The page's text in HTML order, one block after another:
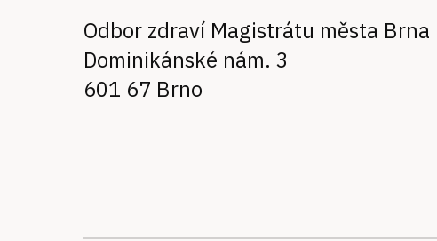
Odbor zdraví Magistrátu města Brna
Dominikánské nám. 3
601 67 Brno